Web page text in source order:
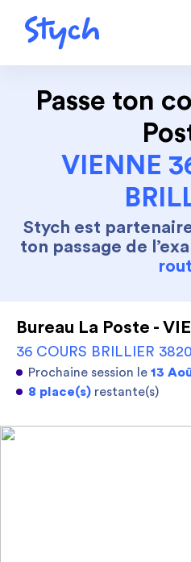
Passe ton
VIENNE
Stych est
ton passage de
Bureau La Poste -
36 COURS BRILLIER
Prochaine session le 13
8 place(s) restante(s)